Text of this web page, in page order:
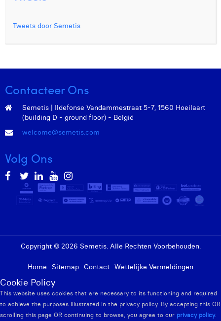
Tweets door Semetis
Contacteer Ons
Semetis | Ildefonse Vandammestraat 5-7, 1560 Hoeilaart
(building D - ground floor) - België
welcome@semetis.com
Volg Ons
Copyright © 2026 Semetis. Alle Rechten Voorbehouden.
Home Sitemap Contact Wettelijke Vermeldingen
Cookie Policy
This website uses cookies that are necessary to its functioning and required
to achieve the purposes illustrated in the privacy policy. By accepting this OR
scrolling this page OR continuing to browse, you agree to our privacy policy.